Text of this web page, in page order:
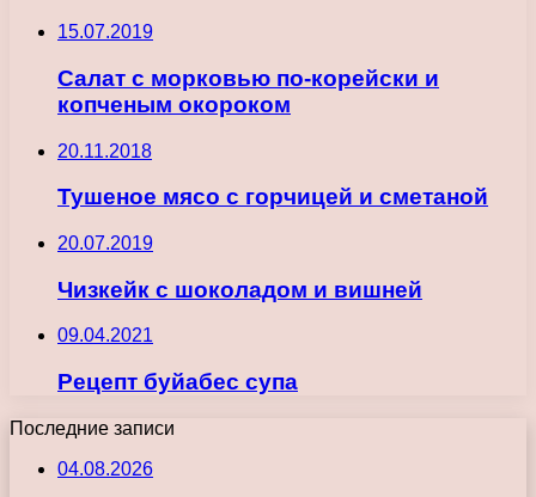
15.07.2019
Салат с морковью по-корейски и
копченым окороком
20.11.2018
Тушеное мясо с горчицей и сметаной
20.07.2019
Чизкейк с шоколадом и вишней
09.04.2021
Рецепт буйабес супа
Последние записи
04.08.2026